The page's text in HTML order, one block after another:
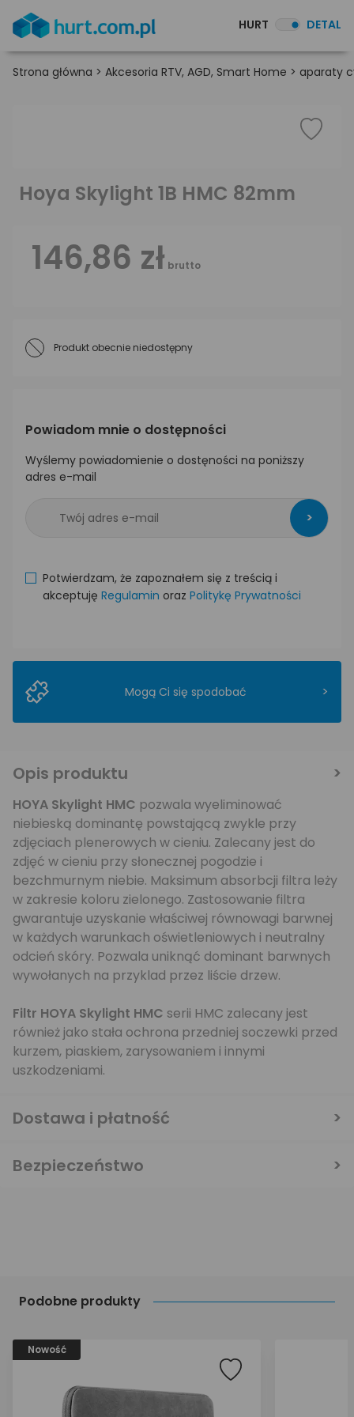
HURT DETAL
Strona główna > Akcesoria RTV, AGD, Smart Home > aparaty
Podobne produkty
Nowość
Hoya Skylight 1B HMC 82mm
146,86 zł brutto
Produkt obecnie niedostępny
Powiadom mnie o dostępności
Wyślemy powiadomienie o dostęności na poniższy
adres e-mail
>
Potwierdzam, że zapoznałem się z treścią i
akceptuję Regulamin oraz Politykę Prywatności
Mogą Ci się spodobać >
Opis produktu
HOYA Skylight HMC pozwala wyeliminować
niebieską dominantę powstającą zwykle przy
zdjęciach plenerowych w cieniu. Zalecany jest do
zdjęć w cieniu przy słonecznej pogodzie i
bezchmurnym niebie. Maksimum absorbcji filtra leży
w zakresie koloru zielonego. Zastosowanie filtra
gwarantuje uzyskanie właściwej równowagi barwnej
w każdych warunkach oświetleniowych i neutralny
odcień skóry. Pozwala uniknąć dominant barwnych
wywołanych na przyklad przez liście drzew.
Filtr HOYA Skylight HMC serii HMC zalecany jest
również jako stała ochrona przedniej soczewki przed
kurzem, piaskiem, zarysowaniem i innymi
uszkodzeniami.
Dostawa i płatność
Bezpieczeństwo